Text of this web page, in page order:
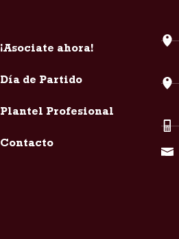
¡Asociate ahora!
Día de Partido
Plantel Profesional
Contacto